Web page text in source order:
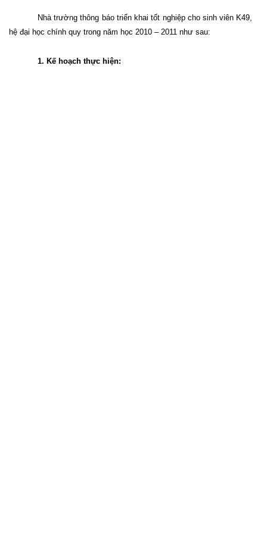
Nhà trường thông báo triển khai tốt nghiệp cho sinh viên K49,
hệ đại học chính quy trong năm học 2010 – 2011 như sau:
1. Kế hoạch thực hiện: